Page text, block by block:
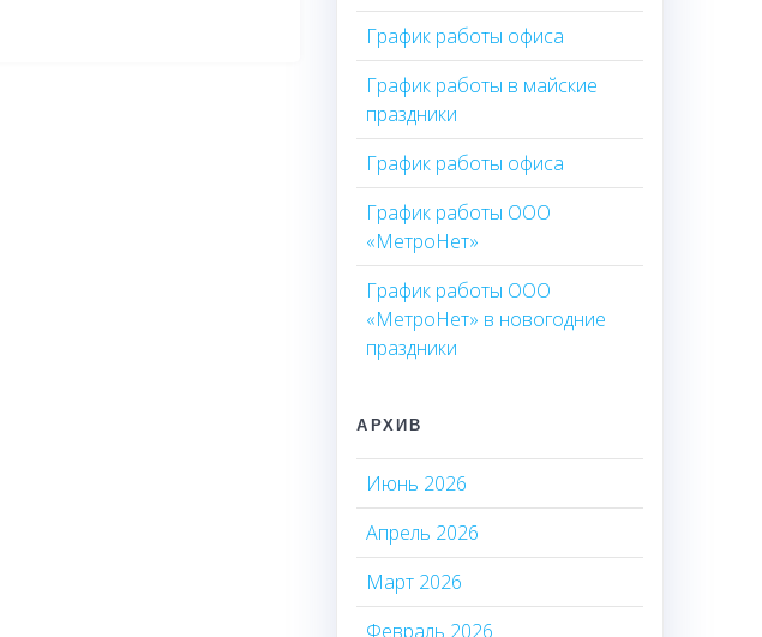
График работы офиса
График работы в майские
праздники
График работы офиса
График работы ООО
«МетроНет»
График работы ООО
«МетроНет» в новогодние
праздники
АРХИВ
Июнь 2026
Апрель 2026
Март 2026
Февраль 2026